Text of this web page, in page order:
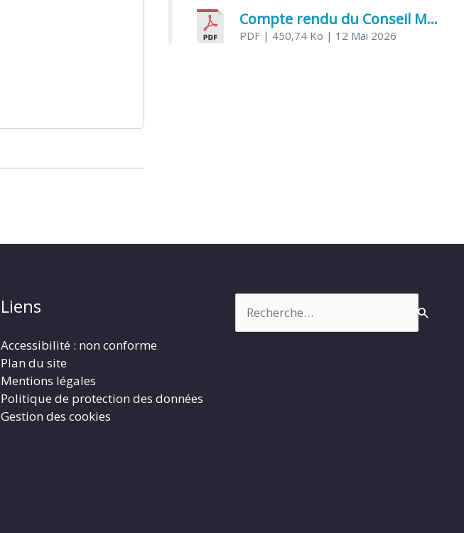
Compte rendu du Conseil Municipal du 06 mai 2026
PDF | 450,74 Ko | 12 Mai 2026
Liens
Accessibilité : non conforme
Plan du site
Mentions légales
Politique de protection des données
Gestion des cookies